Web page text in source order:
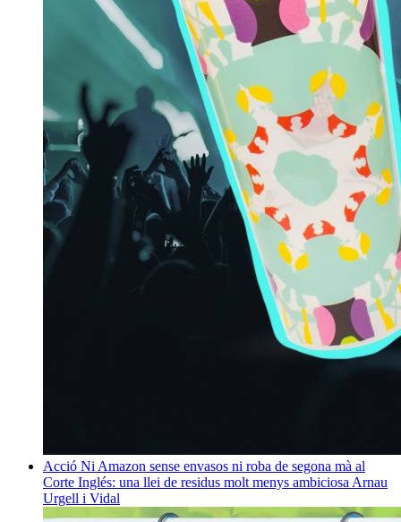
Acció Ni Amazon sense envasos ni roba de segona mà al
Corte Inglés: una llei de residus molt menys ambiciosa Arnau
Urgell i Vidal